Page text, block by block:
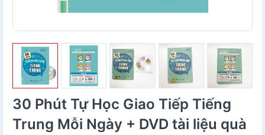
30 Phút Tự Học Giao Tiếp Tiếng
Trung Mỗi Ngày + DVD tài liệu quà